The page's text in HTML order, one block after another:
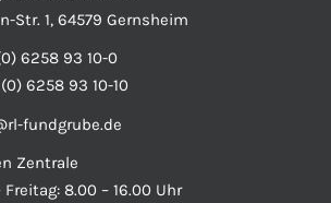
Str. 1, 64579 Gernsheim
6258 93 10-0
6258 93 10-10
fundgrube.de
Zentrale
Freitag: 8.00 – 16.00 Uhr